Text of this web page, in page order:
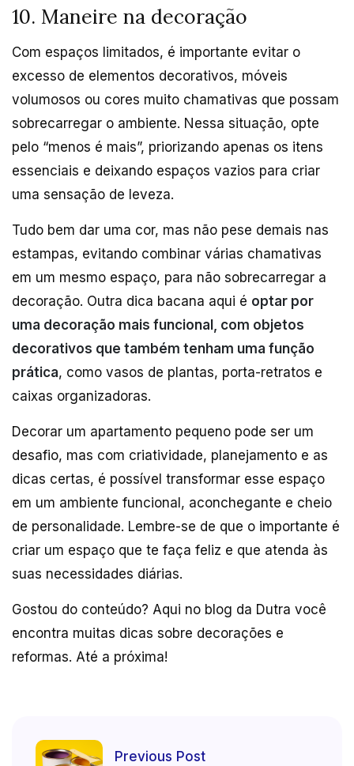
10. Maneire na decoração
Com espaços limitados, é importante evitar o
excesso de elementos decorativos, móveis
volumosos ou cores muito chamativas que possam
sobrecarregar o ambiente. Nessa situação, opte
pelo “menos é mais”, priorizando apenas os itens
essenciais e deixando espaços vazios para criar
uma sensação de leveza.
Tudo bem dar uma cor, mas não pese demais nas
estampas, evitando combinar várias chamativas
em um mesmo espaço, para não sobrecarregar a
decoração. Outra dica bacana aqui é optar por
uma decoração mais funcional, com objetos
decorativos que também tenham uma função
prática, como vasos de plantas, porta-retratos e
caixas organizadoras.
Decorar um apartamento pequeno pode ser um
desafio, mas com criatividade, planejamento e as
dicas certas, é possível transformar esse espaço
em um ambiente funcional, aconchegante e cheio
de personalidade. Lembre-se de que o importante é
criar um espaço que te faça feliz e que atenda às
suas necessidades diárias.
Gostou do conteúdo? Aqui no blog da Dutra você
encontra muitas dicas sobre decorações e
reformas. Até a próxima!
Previous Post